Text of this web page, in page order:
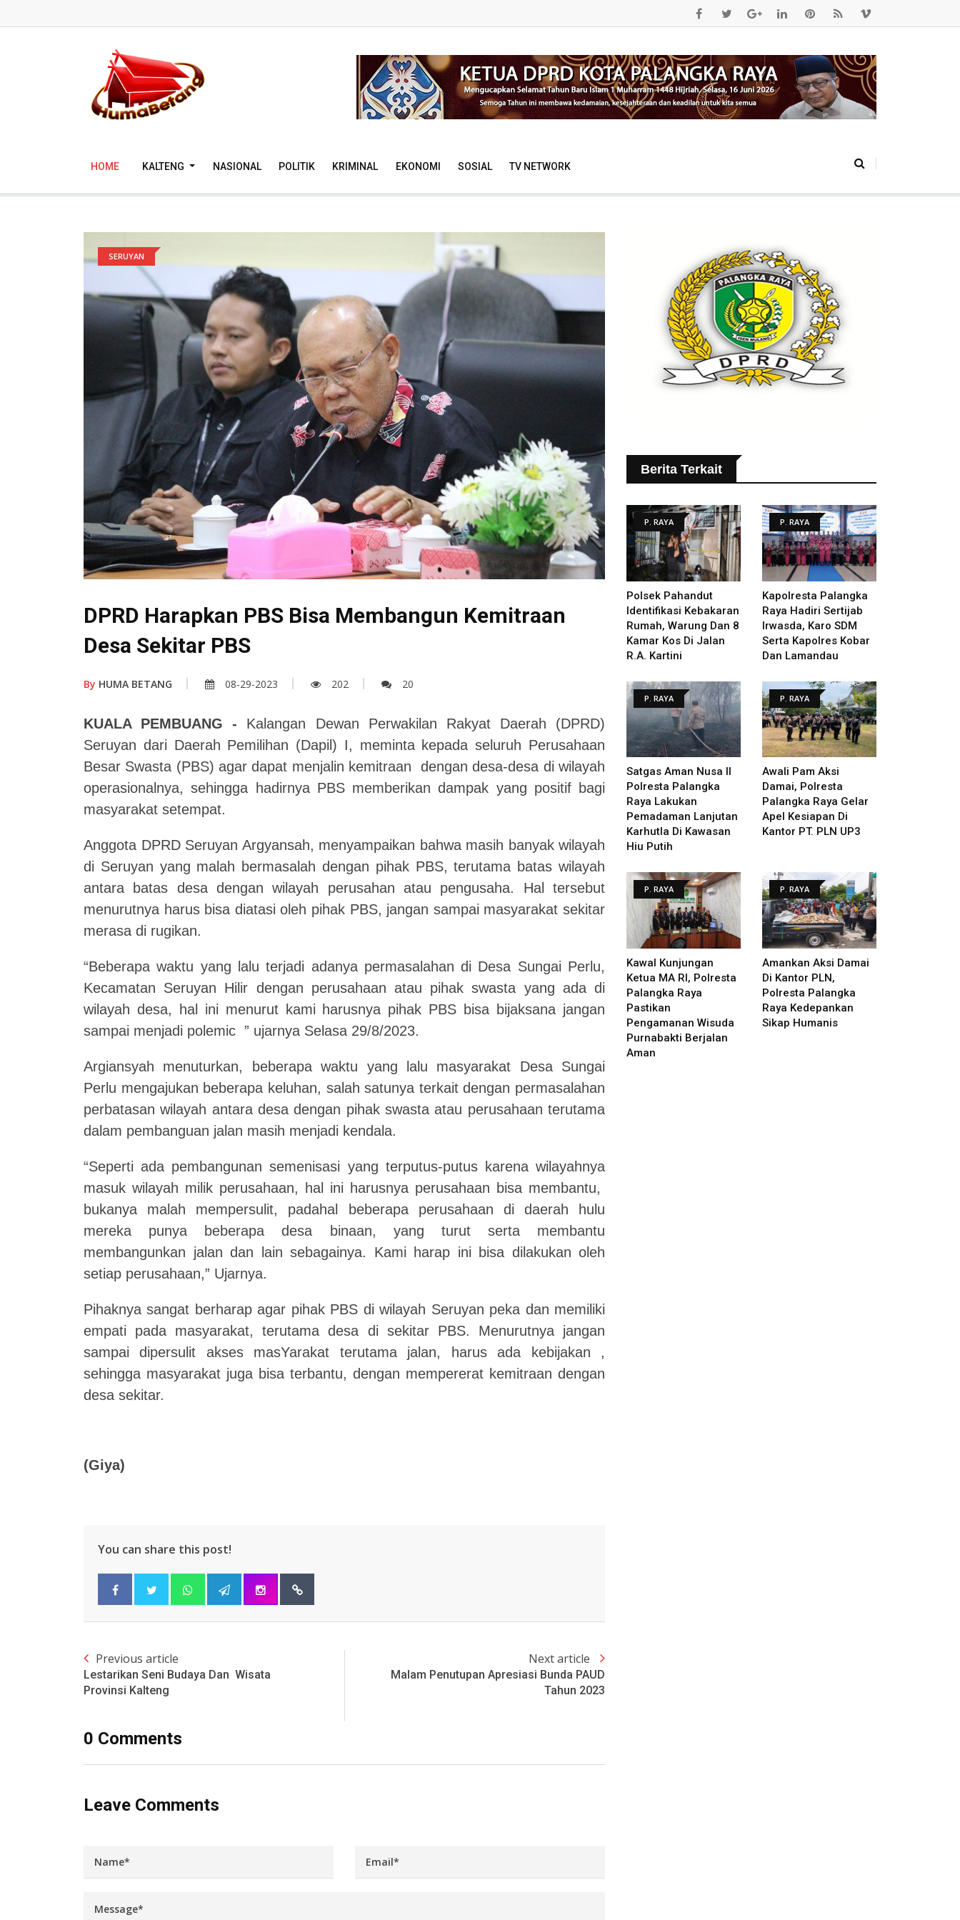
HOME KALTENG NASIONAL POLITIK KRIMINAL EKONOMI SOSIAL TV NETWORK
SERUYAN
DPRD Harapkan PBS Bisa Membangun Kemitraan
Desa Sekitar PBS
By HUMA BETANG 08-29-2023 202 20
KUALA PEMBUANG - Kalangan Dewan Perwakilan Rakyat Daerah (DPRD)
Seruyan dari Daerah Pemilihan (Dapil) I, meminta kepada seluruh Perusahaan
Besar Swasta (PBS) agar dapat menjalin kemitraan dengan desa-desa di wilayah
operasionalnya, sehingga hadirnya PBS memberikan dampak yang positif bagi
masyarakat setempat.
Anggota DPRD Seruyan Argyansah, menyampaikan bahwa masih banyak wilayah
di Seruyan yang malah bermasalah dengan pihak PBS, terutama batas wilayah
antara batas desa dengan wilayah perusahan atau pengusaha. Hal tersebut
menurutnya harus bisa diatasi oleh pihak PBS, jangan sampai masyarakat sekitar
merasa di rugikan.
“Beberapa waktu yang lalu terjadi adanya permasalahan di Desa Sungai Perlu,
Kecamatan Seruyan Hilir dengan perusahaan atau pihak swasta yang ada di
wilayah desa, hal ini menurut kami harusnya pihak PBS bisa bijaksana jangan
sampai menjadi polemic ” ujarnya Selasa 29/8/2023.
Argiansyah menuturkan, beberapa waktu yang lalu masyarakat Desa Sungai
Perlu mengajukan beberapa keluhan, salah satunya terkait dengan permasalahan
perbatasan wilayah antara desa dengan pihak swasta atau perusahaan terutama
dalam pembanguan jalan masih menjadi kendala.
“Seperti ada pembangunan semenisasi yang terputus-putus karena wilayahnya
masuk wilayah milik perusahaan, hal ini harusnya perusahaan bisa membantu,
bukanya malah mempersulit, padahal beberapa perusahaan di daerah hulu
mereka punya beberapa desa binaan, yang turut serta membantu
membangunkan jalan dan lain sebagainya. Kami harap ini bisa dilakukan oleh
setiap perusahaan,” Ujarnya.
Pihaknya sangat berharap agar pihak PBS di wilayah Seruyan peka dan memiliki
empati pada masyarakat, terutama desa di sekitar PBS. Menurutnya jangan
sampai dipersulit akses masYarakat terutama jalan, harus ada kebijakan ,
sehingga masyarakat juga bisa terbantu, dengan mempererat kemitraan dengan
desa sekitar.
(Giya)
You can share this post!
Previous article
Lestarikan Seni Budaya Dan Wisata
Provinsi Kalteng
Next article
Malam Penutupan Apresiasi Bunda PAUD
Tahun 2023
0 Comments
Leave Comments
Berita Terkait
P. RAYA
Polsek Pahandut
Identifikasi Kebakaran
Rumah, Warung Dan 8
Kamar Kos Di Jalan
R.A. Kartini
P. RAYA
Kapolresta Palangka
Raya Hadiri Sertijab
Irwasda, Karo SDM
Serta Kapolres Kobar
Dan Lamandau
P. RAYA
Satgas Aman Nusa II
Polresta Palangka
Raya Lakukan
Pemadaman Lanjutan
Karhutla Di Kawasan
Hiu Putih
P. RAYA
Awali Pam Aksi
Damai, Polresta
Palangka Raya Gelar
Apel Kesiapan Di
Kantor PT. PLN UP3
P. RAYA
Kawal Kunjungan
Ketua MA RI, Polresta
Palangka Raya
Pastikan
Pengamanan Wisuda
Purnabakti Berjalan
Aman
P. RAYA
Amankan Aksi Damai
Di Kantor PLN,
Polresta Palangka
Raya Kedepankan
Sikap Humanis